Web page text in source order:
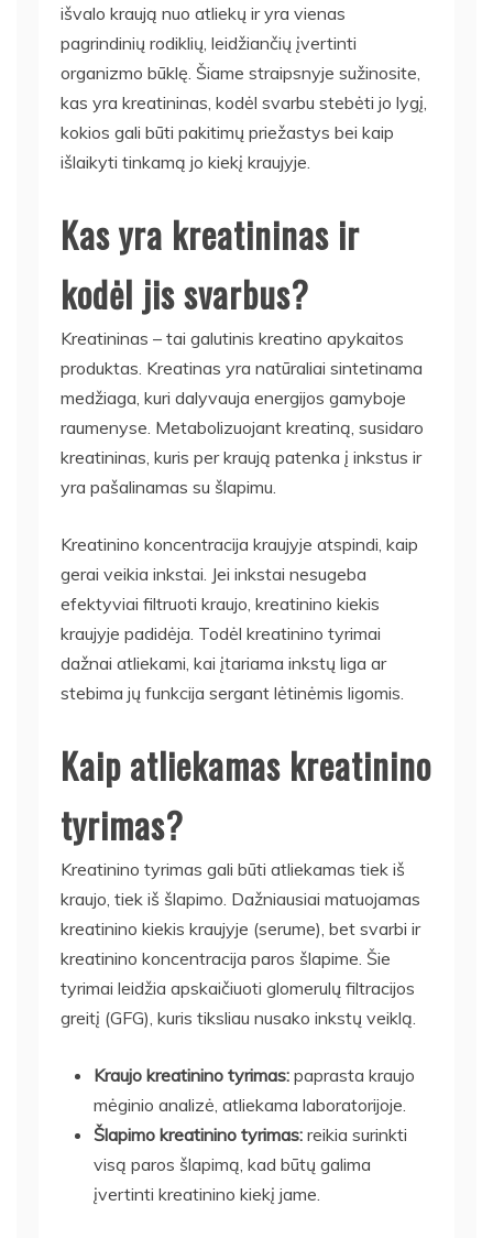
išvalo kraują nuo atliekų ir yra vienas
pagrindinių rodiklių, leidžiančių įvertinti
organizmo būklę. Šiame straipsnyje sužinosite,
kas yra kreatininas, kodėl svarbu stebėti jo lygį,
kokios gali būti pakitimų priežastys bei kaip
išlaikyti tinkamą jo kiekį kraujyje.
Kas yra kreatininas ir
kodėl jis svarbus?
Kreatininas – tai galutinis kreatino apykaitos
produktas. Kreatinas yra natūraliai sintetinama
medžiaga, kuri dalyvauja energijos gamyboje
raumenyse. Metabolizuojant kreatiną, susidaro
kreatininas, kuris per kraują patenka į inkstus ir
yra pašalinamas su šlapimu.
Kreatinino koncentracija kraujyje atspindi, kaip
gerai veikia inkstai. Jei inkstai nesugeba
efektyviai filtruoti kraujo, kreatinino kiekis
kraujyje padidėja. Todėl kreatinino tyrimai
dažnai atliekami, kai įtariama inkstų liga ar
stebima jų funkcija sergant lėtinėmis ligomis.
Kaip atliekamas kreatinino
tyrimas?
Kreatinino tyrimas gali būti atliekamas tiek iš
kraujo, tiek iš šlapimo. Dažniausiai matuojamas
kreatinino kiekis kraujyje (serume), bet svarbi ir
kreatinino koncentracija paros šlapime. Šie
tyrimai leidžia apskaičiuoti glomerulų filtracijos
greitį (GFG), kuris tiksliau nusako inkstų veiklą.
Kraujo kreatinino tyrimas: paprasta kraujo
mėginio analizė, atliekama laboratorijoje.
Šlapimo kreatinino tyrimas: reikia surinkti
visą paros šlapimą, kad būtų galima
įvertinti kreatinino kiekį jame.